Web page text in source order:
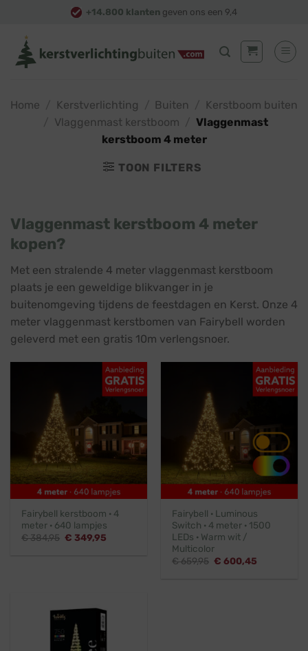
content
+14.800 klanten geven ons een 9,4
Home Kerstverlichting Buiten
Kerstboom buiten
Vlaggenmast kerstboom
Vlaggenmast
kerstboom 4 meter
TOON FILTERS
Vlaggenmast kerstboom 4 meter
kopen?
Met een stralende 4 meter vlaggenmast kerstboom
plaats je een geweldige blikvanger in je
buitenomgeving tijdens de feestdagen en Kerst. Onze 4
meter vlaggenmast kerstbomen van Fairybell worden
geleverd met een gratis 10m verlengsnoer.
Fairybell kerstboom · 4
meter · 640 lampjes
€384,95 Oorspronkelijke
€ 349,95
Fairybell · Luminous
Switch · 4 meter · 1500
LEDs · Warm wit /
Multicolor
€659,95 Oorspronkelijke
€ 600,45